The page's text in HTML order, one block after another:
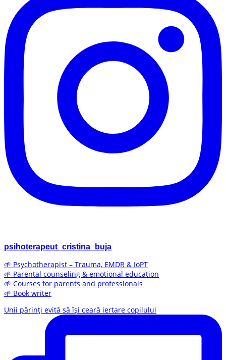
psihoterapeut_cristina_buja
🌱 Psychotherapist – Trauma, EMDR & IoPT
🌱 Parental counseling & emotional education
🌱 Courses for parents and professionals
🌱 Book writer
Unii părinți evită să își ceară iertare copilului